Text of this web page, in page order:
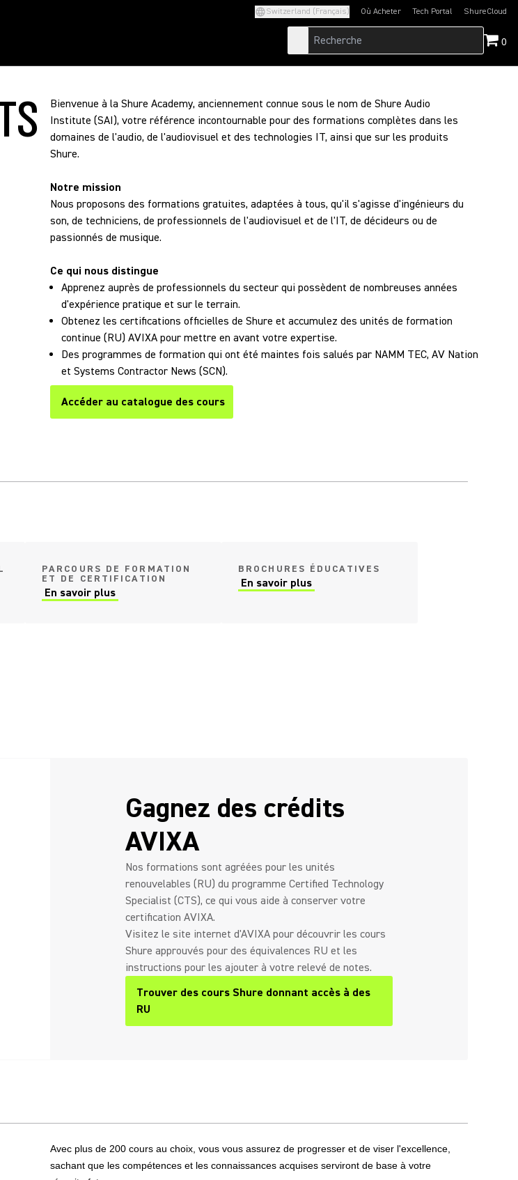
Switzerland (Français) Où Acheter Tech Portal
(Opens in a new tab)ShureCloud
(Opens in a new
0
Bienvenue à la Shure Academy, anciennement connue sous le nom de Shure Audio
Institute (SAI), votre référence incontournable pour des formations complètes dans les
domaines de l'audio, de l'audiovisuel et des technologies IT, ainsi que sur les produits
Shure.
Notre mission
Nous proposons des formations gratuites, adaptées à tous, qu'il s'agisse d'ingénieurs du
son, de techniciens, de professionnels de l'audiovisuel et de l'IT, de décideurs ou de
passionnés de musique.
Ce qui nous distingue
Apprenez auprès de professionnels du secteur qui possèdent de nombreuses années
d'expérience pratique et sur le terrain.
Obtenez les certifications officielles de Shure et accumulez des unités de formation
continue (RU) AVIXA pour mettre en avant votre expertise.
Des programmes de formation qui ont été maintes fois salués par NAMM TEC, AV Nation
et Systems Contractor News (SCN).
Accéder au catalogue des cours
PARCOURS DE FORMATION
ET DE CERTIFICATION
En savoir plus
BROCHURES ÉDUCATIVES
En savoir plus
Gagnez des crédits
AVIXA
Nos formations sont agréées pour les unités
renouvelables (RU) du programme Certified Technology
Specialist (CTS), ce qui vous aide à conserver votre
certification AVIXA.
Visitez le site internet d'AVIXA pour découvrir les cours
Shure approuvés pour des équivalences RU et les
instructions pour les ajouter à votre relevé de notes.
Trouver des cours Shure donnant accès à des
RU
(Opens in a new tab)
Avec plus de 200 cours au choix, vous vous assurez de progresser et de viser l'excellence,
sachant que les compétences et les connaissances acquises serviront de base à votre